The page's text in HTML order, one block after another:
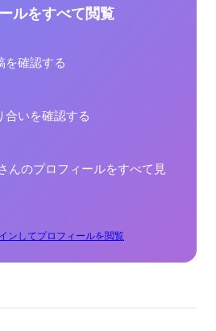
ルをすべて閲覧
を確認する
合いを確認する
んのプロフィールをすべて見
ンしてプロフィールを閲覧